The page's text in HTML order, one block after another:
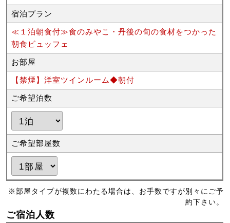
宿泊プラン
≪１泊朝食付≫食のみやこ・丹後の旬の食材をつかった
朝食ビュッフェ
お部屋
【禁煙】洋室ツインルーム◆朝付
ご希望泊数
ご希望部屋数
※部屋タイプが複数にわたる場合は、お手数ですが別々にご予
約下さい。
ご宿泊人数